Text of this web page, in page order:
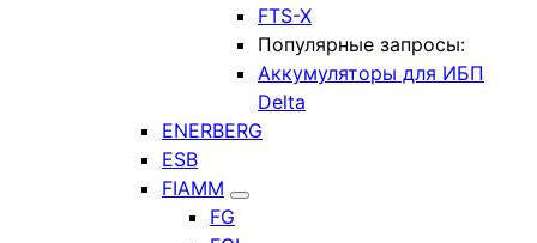
FTS-X
Популярные запросы:
Аккумуляторы для ИБП
Delta
ENERBERG
ESB
FIAMM
FG